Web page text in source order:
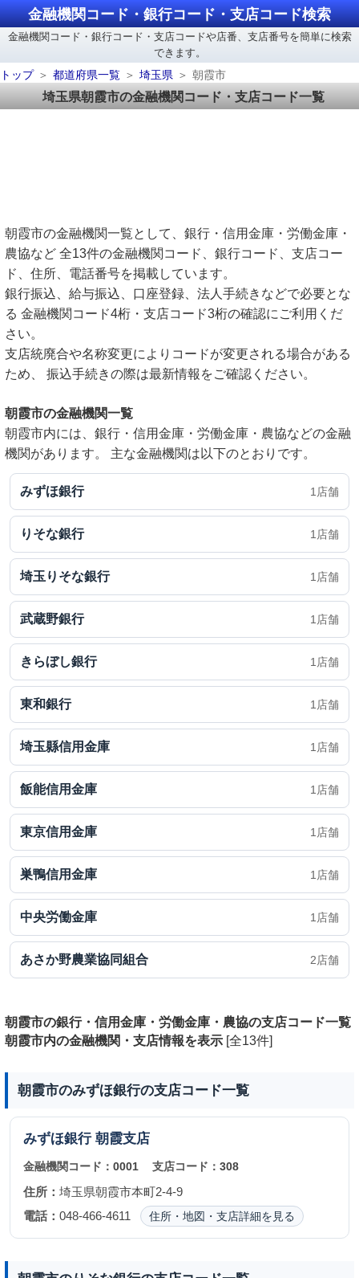
金融機関コード・銀行コード・支店コード検索
金融機関コード・銀行コード・支店コードや店番、支店番号を簡単に検索
できます。
トップ
都道府県一覧 埼玉県 朝霞市
埼玉県朝霞市の金融機関コード・支店コード一覧
朝霞市の金融機関一覧として、銀行・信用金庫・労働金庫・
農協など 全13件の金融機関コード、銀行コード、支店コー
ド、住所、電話番号を掲載しています。
銀行振込、給与振込、口座登録、法人手続きなどで必要とな
る 金融機関コード4桁・支店コード3桁の確認にご利用くだ
さい。
支店統廃合や名称変更によりコードが変更される場合がある
ため、 振込手続きの際は最新情報をご確認ください。
朝霞市の金融機関一覧
朝霞市内には、銀行・信用金庫・労働金庫・農協などの金融
機関があります。 主な金融機関は以下のとおりです。
みずほ銀行 1店舗
りそな銀行 1店舗
埼玉りそな銀行 1店舗
武蔵野銀行 1店舗
きらぼし銀行 1店舗
東和銀行 1店舗
埼玉縣信用金庫 1店舗
飯能信用金庫 1店舗
東京信用金庫 1店舗
巣鴨信用金庫 1店舗
中央労働金庫 1店舗
あさか野農業協同組合 2店舗
朝霞市の銀行・信用金庫・労働金庫・農協の支店コード一覧
朝霞市内の金融機関・支店情報を表示 [全13件]
朝霞市のみずほ銀行の支店コード一覧
みずほ銀行 朝霞支店
金融機関コード： 0001 支店コード：308
住所： 埼玉県朝霞市本町2-4-9
電話： 048-466-4611 住所・地図・支店詳細を見る